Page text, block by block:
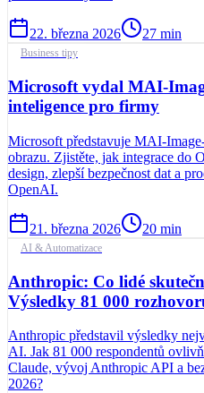
22. března 2026 27 min
Business tipy
Microsoft vydal MAI-
inteligence pro firmy
Microsoft představuje MAI-
obrazu. Zjistěte, jak integrace do
design, zlepší bezpečnost dat a
OpenAI.
21. března 2026 20 min
AI & Automatizace
Anthropic: Co lidé
Výsledky 81 000
Anthropic představil výsledky
AI. Jak 81 000 respondentů
Claude, vývoj Anthropic API a
2026?